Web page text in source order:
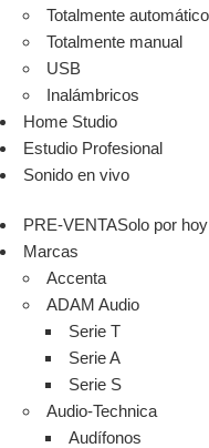
Totalmente
Totalmente manual
USB
Inalámbricos
Home Studio
Estudio Profesional
Sonido en vivo
PRE-VENTASolo por hoy
Marcas
Accenta
ADAM Audio
Serie T
Serie A
Serie S
Audio-Technica
Audífonos